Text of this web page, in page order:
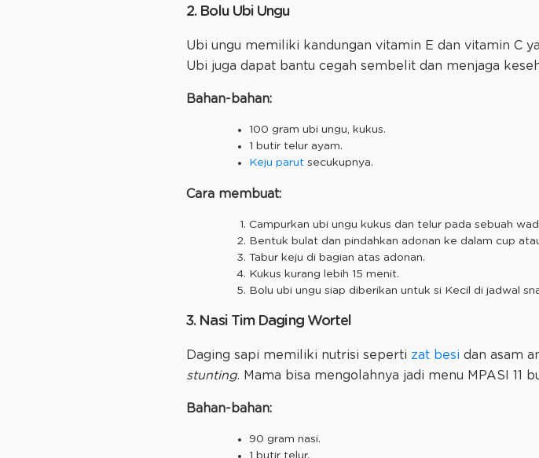
2. Bolu Ubi Ungu
Ubi ungu memiliki kandungan vitamin E dan vitamin C
Ubi juga dapat bantu cegah sembelit dan menjaga
Bahan-bahan:
100 gram ubi ungu, kukus.
1 butir telur ayam.
Keju parut secukupnya.
Cara membuat:
Campurkan ubi ungu kukus dan telur pada sebuah
Bentuk bulat dan pindahkan adonan ke dalam cup
Tabur keju di bagian atas adonan.
Kukus kurang lebih 15 menit.
Bolu ubi ungu siap diberikan untuk si Kecil di jadwal
3. Nasi Tim Daging Wortel
Daging sapi memiliki nutrisi seperti zat besi dan asam
stunting. Mama bisa mengolahnya jadi menu MPASI 11
Bahan-bahan:
90 gram nasi.